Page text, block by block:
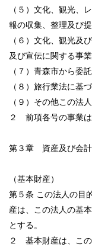
（５）文化、観光、
報の収集、整理及び
（６）文化、観光及
及び宣伝に関する事業
（７）青森市から委
（８）旅行業法に基
（９）その他この法
２ 前項各号の事業は
第３章 資産及び会計
（基本財産）
第５条 この法人の目
産は、この法人の基
とする。
２ 基本財産は、こ